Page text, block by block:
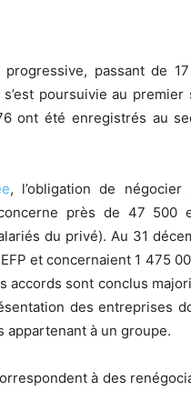
passant de
poursuivie au premier
ont été enregistrés au
, l’obligation de
près de 47 500
du privé). Au 31
et concernaient 1 475
accords sont conclus
des entreprises
à un groupe.
à des